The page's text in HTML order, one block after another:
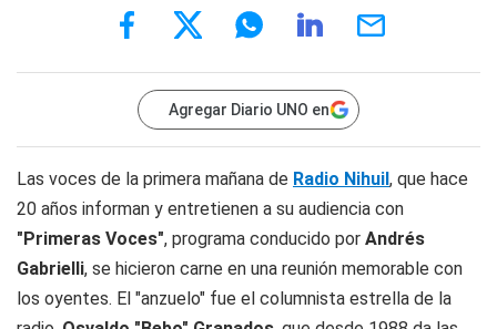
Agregar Diario UNO en
Las voces de la primera mañana de Radio Nihuil, que hace
20 años informan y entretienen a su audiencia con
"Primeras Voces", programa conducido por Andrés
Gabrielli, se hicieron carne en una reunión memorable con
los oyentes. El "anzuelo" fue el columnista estrella de la